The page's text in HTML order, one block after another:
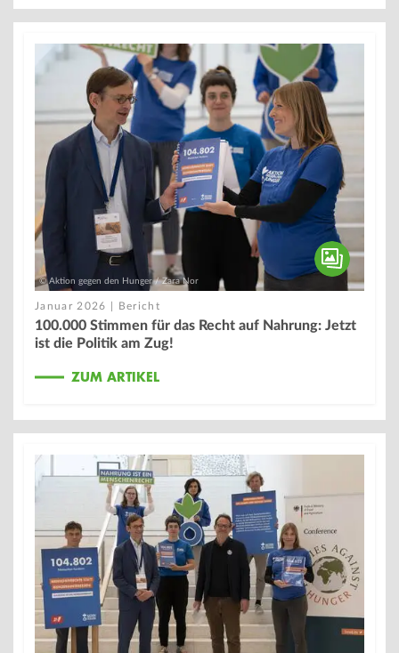
© Aktion gegen den Hunger / Zara Nor
Januar 2026 | Bericht
100.000 Stimmen für das Recht auf Nahrung: Jetzt
ist die Politik am Zug!
ZUM ARTIKEL